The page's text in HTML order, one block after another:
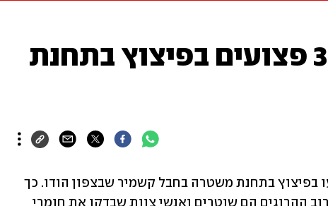
הודו: 9 הרוגים ו-32 פצועים בפיצוץ בתחנת